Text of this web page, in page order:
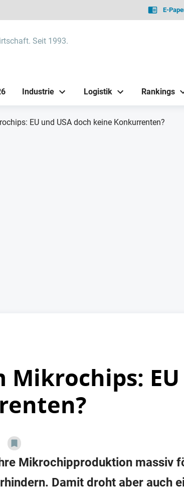
E-
Seit 1993.
Industrie Logistik Rankings
EU und USA doch keine Konkurrenten?
EU
Mikrochipproduktion massiv
Damit droht aber auch